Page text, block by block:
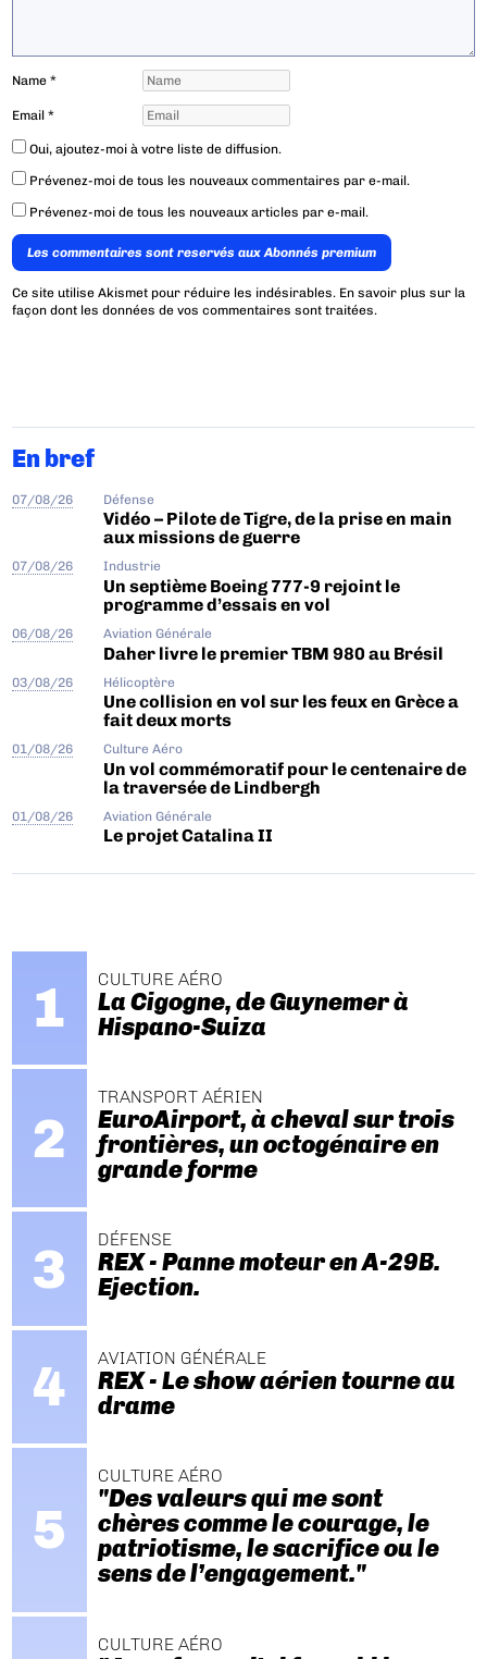
Name*
Email*
Oui, ajoutez-moi à votre liste de diffusion.
Prévenez-moi de tous les nouveaux commentaires par e-mail.
Prévenez-moi de tous les nouveaux articles par e-mail.
Les commentaires sont reservés aux Abonnés premium
Ce site utilise Akismet pour réduire les indésirables. En savoir plus sur la
façon dont les données de vos commentaires sont traitées.
En bref
07/08/26 Défense
Vidéo – Pilote de Tigre, de la prise en main
aux missions de guerre
07/08/26 Industrie
Un septième Boeing 777-9 rejoint le
programme d’essais en vol
06/08/26 Aviation Générale
Daher livre le premier TBM 980 au Brésil
03/08/26 Hélicoptère
Une collision en vol sur les feux en Grèce a
fait deux morts
01/08/26 Culture Aéro
Un vol commémoratif pour le centenaire de
la traversée de Lindbergh
01/08/26 Aviation Générale
Le projet Catalina II
CULTURE AÉRO
La Cigogne, de Guynemer à
Hispano-Suiza
TRANSPORT AÉRIEN
EuroAirport, à cheval sur trois
frontières, un octogénaire en
grande forme
DÉFENSE
REX - Panne moteur en A-29B.
Ejection.
AVIATION GÉNÉRALE
REX - Le show aérien tourne au
drame
CULTURE AÉRO
"Des valeurs qui me sont
chères comme le courage, le
patriotisme, le sacrifice ou le
sens de l’engagement."
CULTURE AÉRO